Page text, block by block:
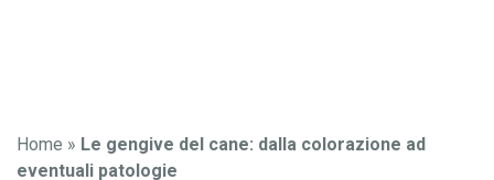
Home » Le gengive del cane: dalla colorazione ad
eventuali patologie